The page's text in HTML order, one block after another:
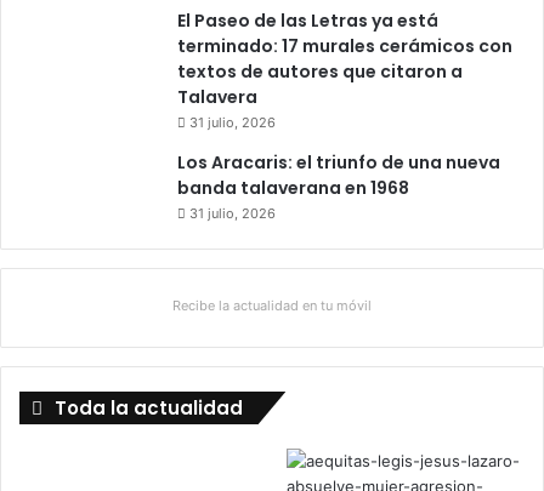
El Paseo de las Letras ya está
terminado: 17 murales cerámicos con
textos de autores que citaron a
Talavera
31 julio, 2026
Los Aracaris: el triunfo de una nueva
banda talaverana en 1968
31 julio, 2026
Recibe la actualidad en tu móvil
Toda la actualidad